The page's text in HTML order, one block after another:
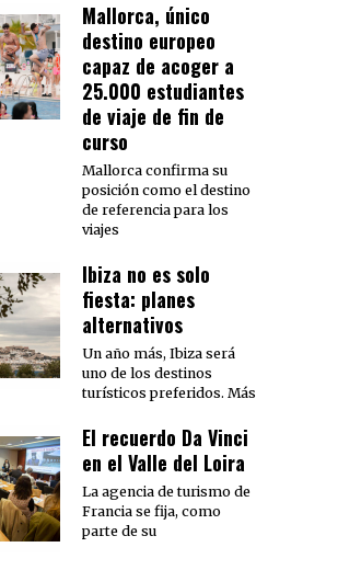
Mallorca, único
destino europeo
capaz de acoger a
25.000 estudiantes
de viaje de fin de
curso
Mallorca confirma su
posición como el destino
de referencia para los
viajes
Ibiza no es solo
fiesta: planes
alternativos
Un año más, Ibiza será
uno de los destinos
turísticos preferidos. Más
El recuerdo Da Vinci
en el Valle del Loira
La agencia de turismo de
Francia se fija, como
parte de su